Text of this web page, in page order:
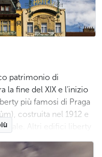
patrimonio di
la fine del XIX e l’inizio
più famosi di Praga
costruita nel 1912 e
Altri edifici liberty
la zona di Letná